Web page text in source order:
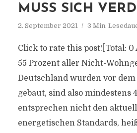
MUSS SICH
2. September 2021 3 Min.
Click to rate this post![Total: 0
55 Prozent aller Nicht-
Deutschland wurden vor dem
gebaut, sind also mindestens
entsprechen nicht den
energetischen Standards,